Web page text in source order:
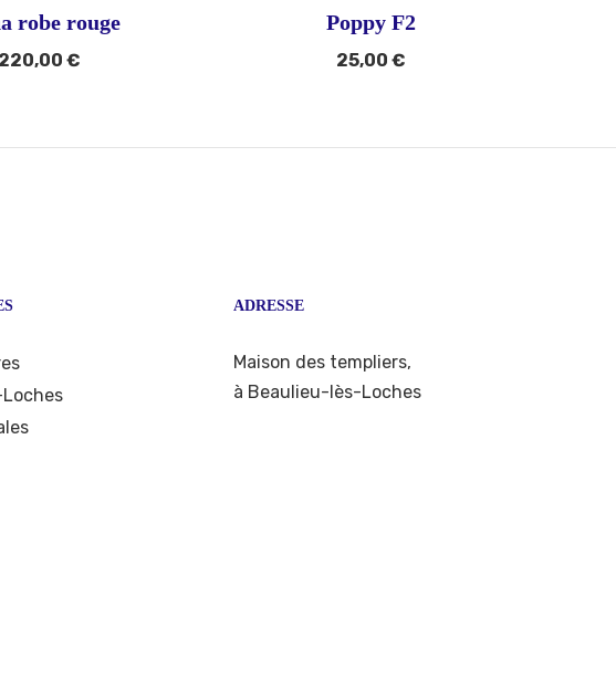
robe rouge
220,00 €
Poppy F2
25,00 €
ADRESSE
Maison des templiers,
à Beaulieu-lès-Loches